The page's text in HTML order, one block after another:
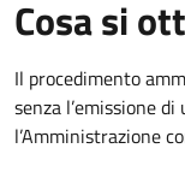
Cosa si
Il procedimento
senza l’emissione
l’Amministrazione